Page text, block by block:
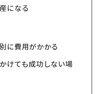
になる
に費用がかかる
けても成功しない場